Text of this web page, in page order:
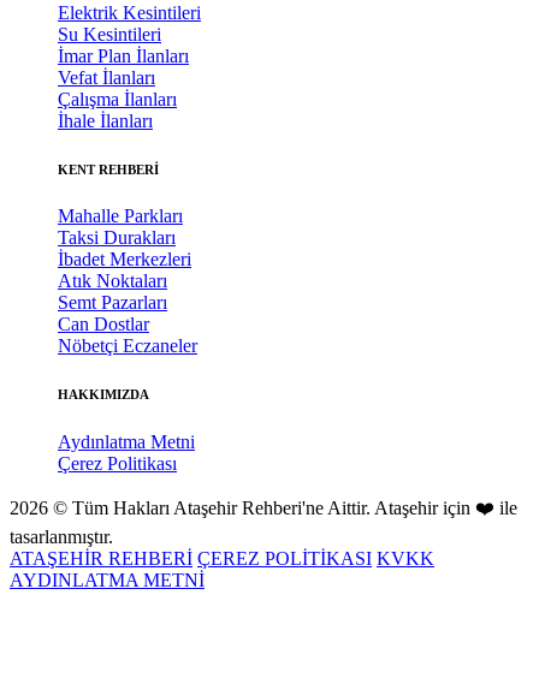
Elektrik Kesintileri
Su Kesintileri
İmar Plan İlanları
Vefat İlanları
Çalışma İlanları
İhale İlanları
KENT REHBERİ
Mahalle Parkları
Taksi Durakları
İbadet Merkezleri
Atık Noktaları
Semt Pazarları
Can Dostlar
Nöbetçi Eczaneler
HAKKIMIZDA
Aydınlatma Metni
Çerez Politikası
2026 © Tüm Hakları Ataşehir Rehberi'ne Aittir. Ataşehir için ❤️ ile
tasarlanmıştır.
ATAŞEHİR REHBERİ ÇEREZ POLİTİKASI KVKK
AYDINLATMA METNİ